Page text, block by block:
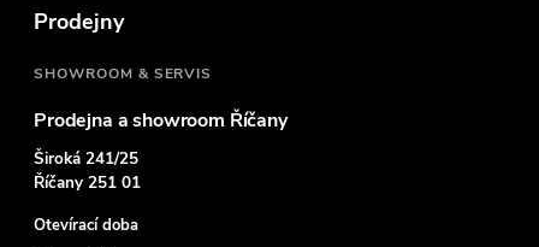
Prodejny
SHOWROOM & SERVIS
Prodejna a showroom Říčany
Široká 241/25
Říčany 251 01
Otevírací doba